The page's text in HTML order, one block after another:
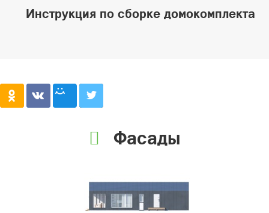
Инструкция по сборке домокомплекта
Фасады